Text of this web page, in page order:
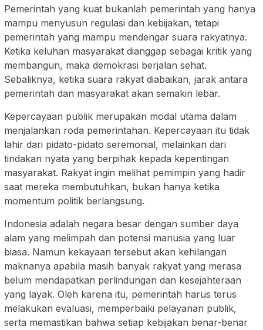
Pemerintah yang kuat bukanlah pemerintah yang hanya
mampu menyusun regulasi dan kebijakan, tetapi
pemerintah yang mampu mendengar suara rakyatnya.
Ketika keluhan masyarakat dianggap sebagai kritik yang
membangun, maka demokrasi berjalan sehat.
Sebaliknya, ketika suara rakyat diabaikan, jarak antara
pemerintah dan masyarakat akan semakin lebar.
Kepercayaan publik merupakan modal utama dalam
menjalankan roda pemerintahan. Kepercayaan itu tidak
lahir dari pidato-pidato seremonial, melainkan dari
tindakan nyata yang berpihak kepada kepentingan
masyarakat. Rakyat ingin melihat pemimpin yang hadir
saat mereka membutuhkan, bukan hanya ketika
momentum politik berlangsung.
Indonesia adalah negara besar dengan sumber daya
alam yang melimpah dan potensi manusia yang luar
biasa. Namun kekayaan tersebut akan kehilangan
maknanya apabila masih banyak rakyat yang merasa
belum mendapatkan perlindungan dan kesejahteraan
yang layak. Oleh karena itu, pemerintah harus terus
melakukan evaluasi, memperbaiki pelayanan publik,
serta memastikan bahwa setiap kebijakan benar-benar